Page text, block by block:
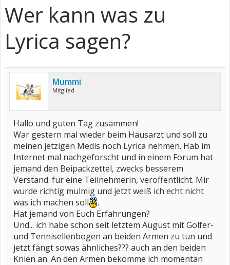
Wer kann was zu
Lyrica sagen?
Mummi
Mitglied
Hallo und guten Tag zusammen!
War gestern mal wieder beim Hausarzt und soll zu
meinen jetzigen Medis noch Lyrica nehmen. Hab im
Internet mal nachgeforscht und in einem Forum hat
jemand den Beipackzettel, zwecks besserem
Verständ. für eine Teilnehmerin, veröffentlicht. Mir
wurde richtig mulmig und jetzt weiß ich echt nicht
was ich machen soll
.
Hat jemand von Euch Erfahrungen?
Und... ich habe schon seit letztem August mit Golfer-
und Tennisellenbogen an beiden Armen zu tun und
jetzt fängt sowas ähnliches??? auch an den beiden
Knien an. An den Armen bekomme ich momentan